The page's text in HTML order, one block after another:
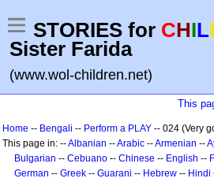
STORIES for CHIL
Sister Farida
(www.wol-children.net)
This
Home -- Bengali -- Perform a PLAY -- 024 (Very
This page in: --Albanian --Arabic --Armenian --
Bulgarian -- Cebuano -- Chinese -- English --
German -- Greek -- Guarani -- Hebrew -- Hindi